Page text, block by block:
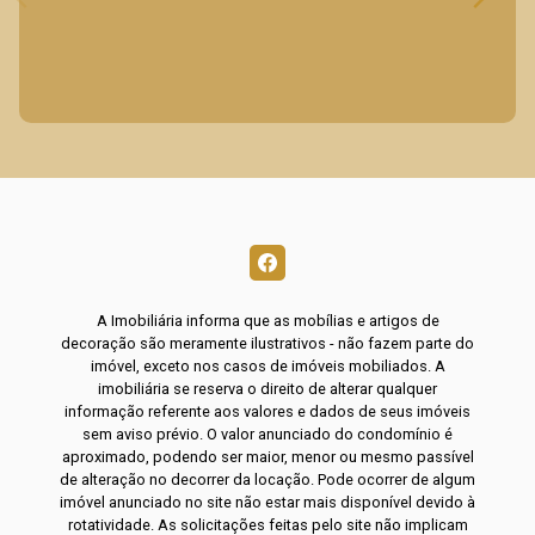
A Imobiliária informa que as mobílias e artigos de
decoração são meramente ilustrativos - não fazem parte do
imóvel, exceto nos casos de imóveis mobiliados. A
imobiliária se reserva o direito de alterar qualquer
informação referente aos valores e dados de seus imóveis
sem aviso prévio. O valor anunciado do condomínio é
aproximado, podendo ser maior, menor ou mesmo passível
de alteração no decorrer da locação. Pode ocorrer de algum
imóvel anunciado no site não estar mais disponível devido à
rotatividade. As solicitações feitas pelo site não implicam